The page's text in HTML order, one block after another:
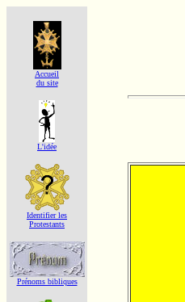
Accueil
du site
L'idée
Identifier les
Protestants
Prénoms bibliques